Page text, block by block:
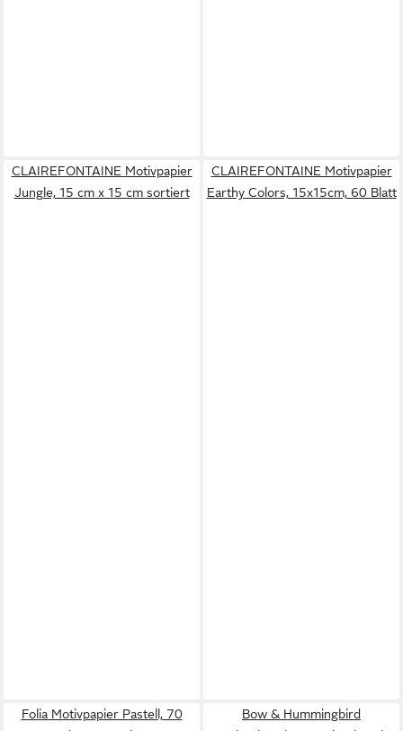
CLAIREFONTAINE Motivpapier
Jungle, 15 cm x 15 cm sortiert
CLAIREFONTAINE Motivpapier
Earthy Colors, 15x15cm, 60 Blatt
Folia Motivpapier Pastell, 70
Bow & Hummingbird